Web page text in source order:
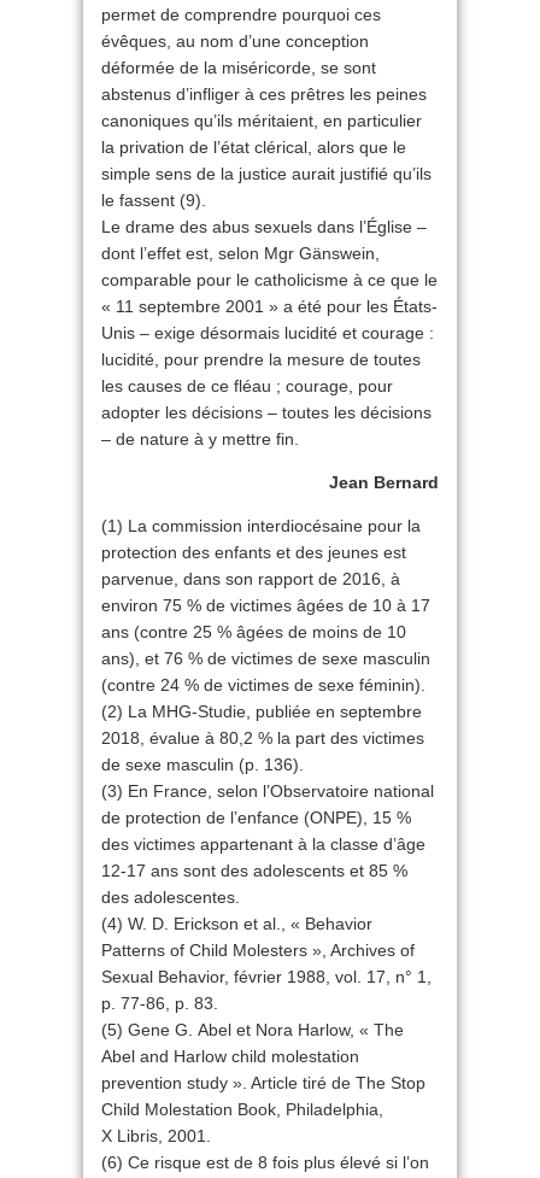
permet de comprendre pourquoi ces
évêques, au nom d’une conception
déformée de la miséricorde, se sont
abstenus d’infliger à ces prêtres les peines
canoniques qu’ils méritaient, en particulier
la privation de l’état clérical, alors que le
simple sens de la justice aurait justifié qu’ils
le fassent (9).
Le drame des abus sexuels dans l’Église –
dont l’effet est, selon Mgr Gänswein,
comparable pour le catholicisme à ce que le
« 11 septembre 2001 » a été pour les États-
Unis – exige désormais lucidité et courage :
lucidité, pour prendre la mesure de toutes
les causes de ce fléau ; courage, pour
adopter les décisions – toutes les décisions
– de nature à y mettre fin.
Jean Bernard
(1) La commission interdiocésaine pour la
protection des enfants et des jeunes est
parvenue, dans son rapport de 2016, à
environ 75 % de victimes âgées de 10 à 17
ans (contre 25 % âgées de moins de 10
ans), et 76 % de victimes de sexe masculin
(contre 24 % de victimes de sexe féminin).
(2) La MHG-Studie, publiée en septembre
2018, évalue à 80,2 % la part des victimes
de sexe masculin (p. 136).
(3) En France, selon l’Observatoire national
de protection de l’enfance (ONPE), 15 %
des victimes appartenant à la classe d’âge
12-17 ans sont des adolescents et 85 %
des adolescentes.
(4) W. D. Erickson et al., « Behavior
Patterns of Child Molesters », Archives of
Sexual Behavior, février 1988, vol. 17, n° 1,
p. 77-86, p. 83.
(5) Gene G. Abel et Nora Harlow, « The
Abel and Harlow child molestation
prevention study ». Article tiré de The Stop
Child Molestation Book, Philadelphia,
X Libris, 2001.
(6) Ce risque est de 8 fois plus élevé si l’on